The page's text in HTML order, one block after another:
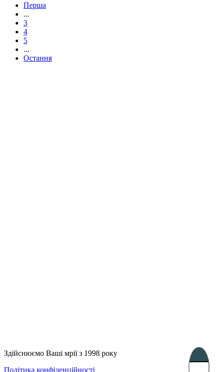
Перша
...
3
4
5
...
Остання
Здійснюємо Ваші мрії з 1998 року
Політика конфіденційності